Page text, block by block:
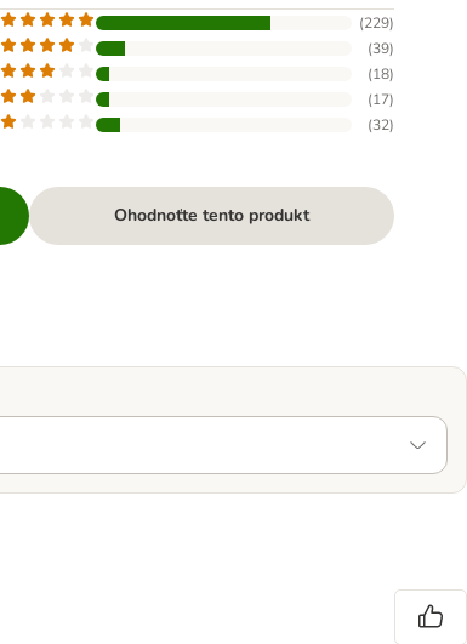
(229)
(39)
(18)
(17)
(32)
Ohodnoťte tento produkt